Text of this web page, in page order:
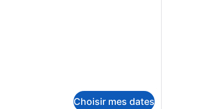
Choisir mes dates